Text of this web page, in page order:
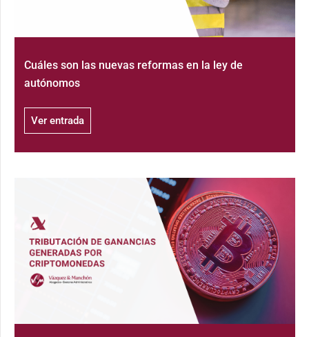
Cuáles son las nuevas reformas en la ley de
autónomos
Ver entrada